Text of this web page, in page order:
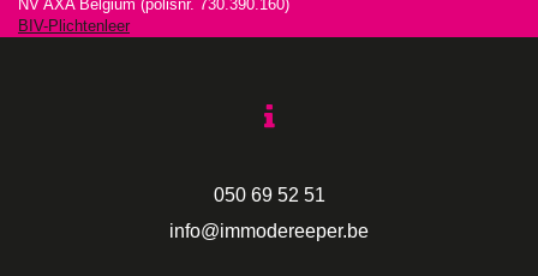
NV AXA Belgium (polisnr. 730.390.160)
BIV-Plichtenleer
050 69 52 51
info@immodereeper.be